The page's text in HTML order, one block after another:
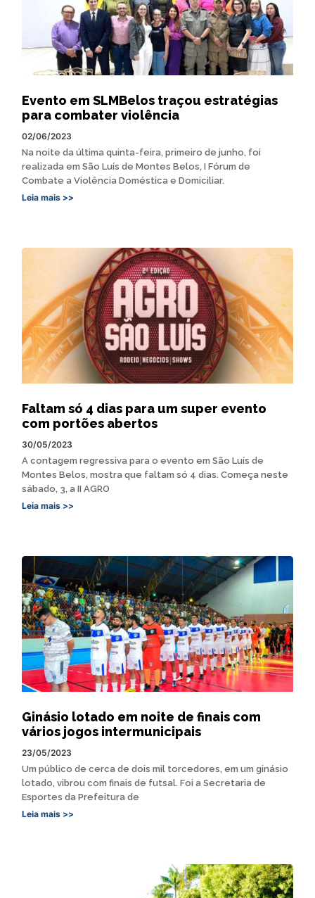
Evento em SLMBelos traçou estratégias
para combater violência
02/06/2023
Na noite da última quinta-feira, primeiro de junho, foi
realizada em São Luís de Montes Belos, I Fórum de
Combate a Violência Doméstica e Domiciliar.
Leia mais >>
Faltam só 4 dias para um super evento
com portões abertos
30/05/2023
A contagem regressiva para o evento em São Luís de
Montes Belos, mostra que faltam só 4 dias. Começa neste
sábado, 3, a II AGRO
Leia mais >>
Ginásio lotado em noite de finais com
vários jogos intermunicipais
23/05/2023
Um público de cerca de dois mil torcedores, em um ginásio
lotado, vibrou com finais de futsal. Foi a Secretaria de
Esportes da Prefeitura de
Leia mais >>